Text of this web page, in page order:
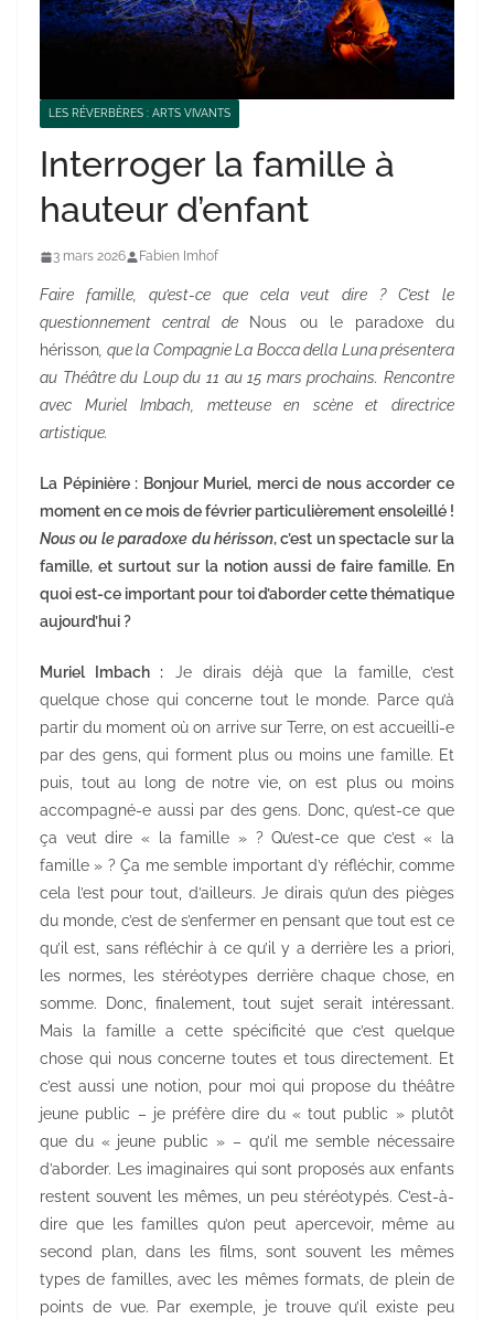
LES RÉVERBÈRES : ARTS VIVANTS
Interroger la famille à
hauteur d’enfant
3 mars 2026 Fabien Imhof
Faire famille, qu’est-ce que cela veut dire ? C’est le
questionnement central de Nous ou le paradoxe du
hérisson , que la Compagnie La Bocca della Luna présentera
au Théâtre du Loup du 11 au 15 mars prochains. Rencontre
avec Muriel Imbach, metteuse en scène et directrice
artistique.
La Pépinière : Bonjour Muriel, merci de nous accorder ce
moment en ce mois de février particulièrement ensoleillé !
Nous ou le paradoxe du hérisson, c’est un spectacle sur la
famille, et surtout sur la notion aussi de faire famille. En
quoi est-ce important pour toi d’aborder cette thématique
aujourd’hui ?
Muriel Imbach : Je dirais déjà que la famille, c’est
quelque chose qui concerne tout le monde. Parce qu’à
partir du moment où on arrive sur Terre, on est accueilli-e
par des gens, qui forment plus ou moins une famille. Et
puis, tout au long de notre vie, on est plus ou moins
accompagné-e aussi par des gens. Donc, qu’est-ce que
ça veut dire « la famille » ? Qu’est-ce que c’est « la
famille » ? Ça me semble important d’y réfléchir, comme
cela l’est pour tout, d’ailleurs. Je dirais qu’un des pièges
du monde, c’est de s’enfermer en pensant que tout est ce
qu’il est, sans réfléchir à ce qu’il y a derrière les a priori,
les normes, les stéréotypes derrière chaque chose, en
somme. Donc, finalement, tout sujet serait intéressant.
Mais la famille a cette spécificité que c’est quelque
chose qui nous concerne toutes et tous directement. Et
c’est aussi une notion, pour moi qui propose du théâtre
jeune public – je préfère dire du « tout public » plutôt
que du « jeune public » – qu’il me semble nécessaire
d’aborder. Les imaginaires qui sont proposés aux enfants
restent souvent les mêmes, un peu stéréotypés. C’est-à-
dire que les familles qu’on peut apercevoir, même au
second plan, dans les films, sont souvent les mêmes
types de familles, avec les mêmes formats, de plein de
points de vue. Par exemple, je trouve qu’il existe peu